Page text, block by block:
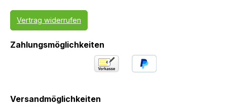
Vertrag widerrufen
Zahlungsmöglichkeiten
Versandmöglichkeiten